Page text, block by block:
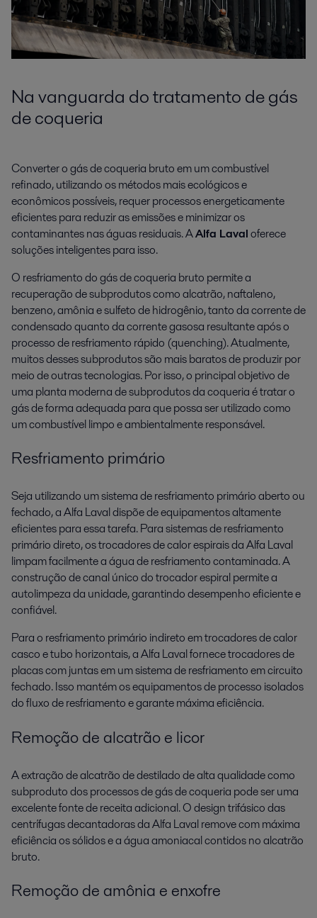
Na vanguarda do tratamento de gás
de coqueria
Converter o gás de coqueria bruto em um combustível
refinado, utilizando os métodos mais ecológicos e
econômicos possíveis, requer processos energeticamente
eficientes para reduzir as emissões e minimizar os
contaminantes nas águas residuais. AAlfa Lavaloferece
soluções inteligentes para isso.
O resfriamento do gás de coqueria bruto permite a
recuperação de subprodutos como alcatrão, naftaleno,
benzeno, amônia e sulfeto de hidrogênio, tanto da corrente de
condensado quanto da corrente gasosa resultante após o
processo de resfriamento rápido (quenching). Atualmente,
muitos desses subprodutos são mais baratos de produzir por
meio de outras tecnologias. Por isso, o principal objetivo de
uma planta moderna de subprodutos da coqueria é tratar o
gás de forma adequada para que possa ser utilizado como
um combustível limpo e ambientalmente responsável.
Resfriamento primário
Seja utilizando um sistema de resfriamento primário aberto ou
fechado, a Alfa Laval dispõe de equipamentos altamente
eficientes para essa tarefa. Para sistemas de resfriamento
primário direto, os trocadores de calor espirais da Alfa Laval
limpam facilmente a água de resfriamento contaminada. A
construção de canal único do trocador espiral permite a
autolimpeza da unidade, garantindo desempenho eficiente e
confiável.
Para o resfriamento primário indireto em trocadores de calor
casco e tubo horizontais, a Alfa Laval fornece trocadores de
placas com juntas em um sistema de resfriamento em circuito
fechado. Isso mantém os equipamentos de processo isolados
do fluxo de resfriamento e garante máxima eficiência.
Remoção de alcatrão e licor
A extração de alcatrão de destilado de alta qualidade como
subproduto dos processos de gás de coqueria pode ser uma
excelente fonte de receita adicional. O design trifásico das
centrífugas decantadoras da Alfa Laval remove com máxima
eficiência os sólidos e a água amoniacal contidos no alcatrão
bruto.
Remoção de amônia e enxofre